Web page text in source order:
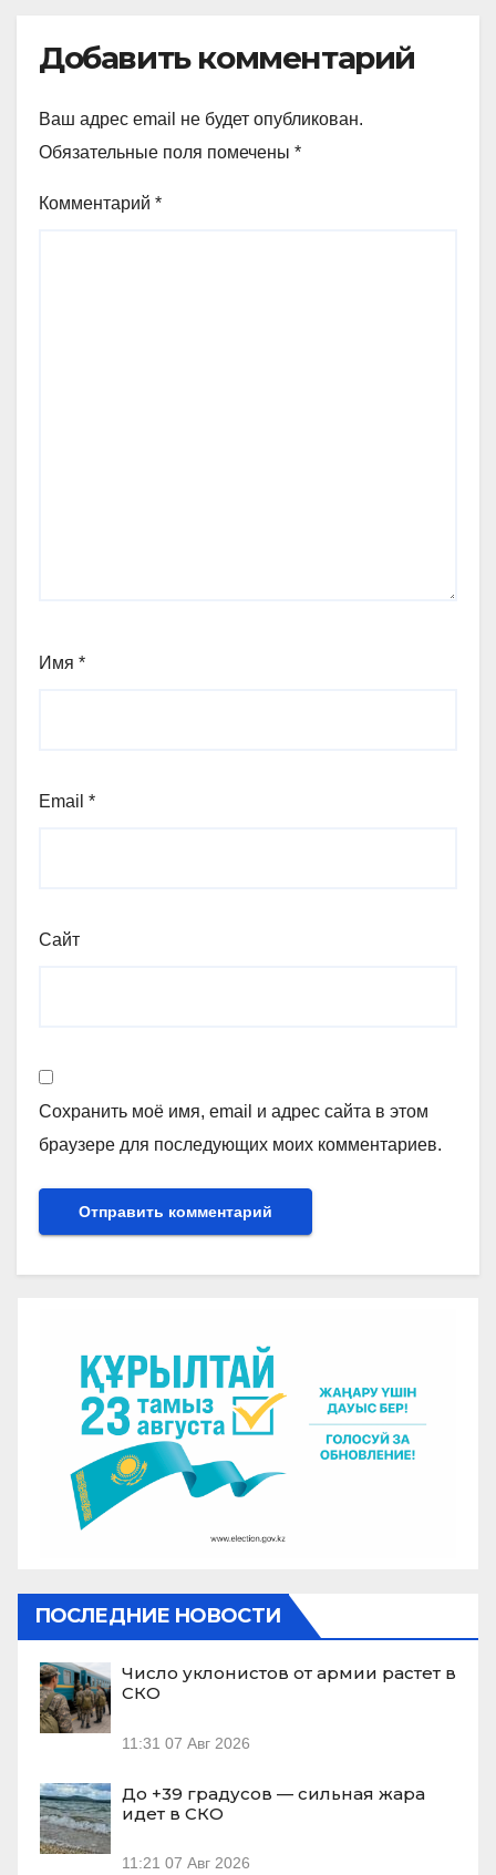
Добавить комментарий
Ваш адрес email не будет опубликован.
Обязательные поля помечены *
Комментарий *
Имя *
Email *
Сайт
Сохранить моё имя, email и адрес сайта в этом
браузере для последующих моих комментариев.
ПОСЛЕДНИЕ НОВОСТИ
Число уклонистов от армии растет в
СКО
11:31 07 Авг 2026
До +39 градусов — сильная жара
идет в СКО
11:21 07 Авг 2026